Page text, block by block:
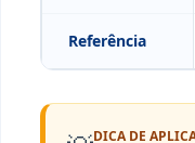
Referência
DICA DE